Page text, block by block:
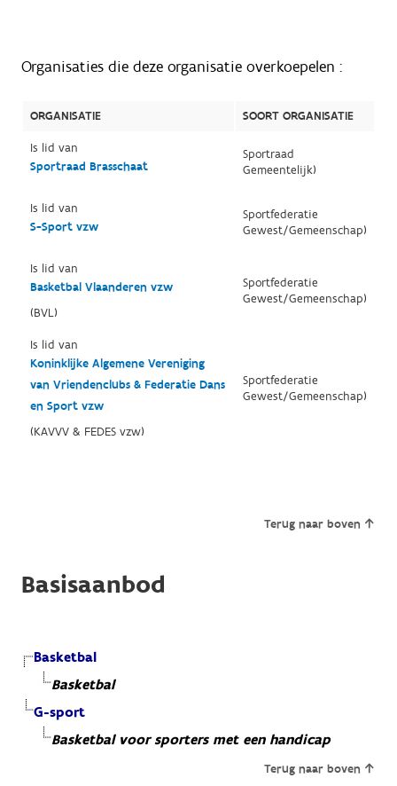
Organisaties die deze organisatie overkoepelen :
ORGANISATIE
SOORT ORGANISATIE
Is lid van
Sportraad Brasschaat
Sportraad
Gemeentelijk)
Is lid van
S-Sport vzw
Sportfederatie
Gewest/Gemeenschap)
Is lid van
Basketbal Vlaanderen vzw
(BVL)
Sportfederatie
Gewest/Gemeenschap)
Is lid van
Koninklijke Algemene Vereniging
van Vriendenclubs & Federatie Dans
en Sport vzw
(KAVVV & FEDES vzw)
Sportfederatie
Gewest/Gemeenschap)
Terug naar boven
Basisaanbod
Basketbal
Basketbal
G-sport
Basketbal voor sporters met een handicap
Terug naar boven